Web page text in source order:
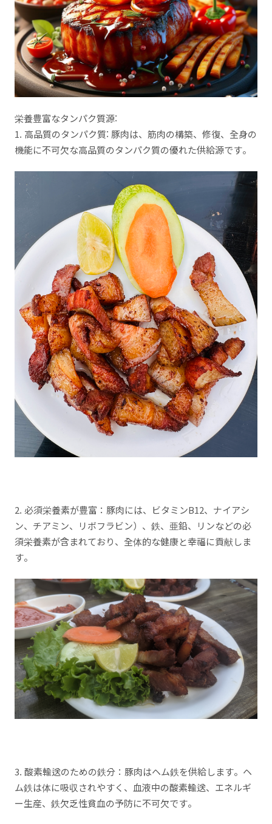
栄養豊富なタンパク質源:
1. 高品質のタンパク質: 豚肉は、筋肉の構築、修復、全身の
機能に不可欠な高品質のタンパク質の優れた供給源です。
2. 必須栄養素が豊富：豚肉には、ビタミンB12、ナイアシ
ン、チアミン、リボフラビン）、鉄、亜鉛、リンなどの必
須栄養素が含まれており、全体的な健康と幸福に貢献しま
す。
3. 酸素輸送のための鉄分：豚肉はヘム鉄を供給します。ヘ
ム鉄は体に吸収されやすく、血液中の酸素輸送、エネルギ
ー生産、鉄欠乏性貧血の予防に不可欠です。